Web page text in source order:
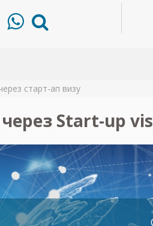
старт-ап визу
Start-up